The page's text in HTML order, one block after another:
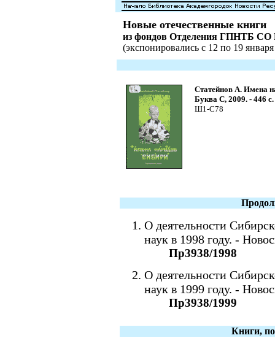
Новые отечественные книги
из фондов Отделения ГПНТБ
(экспонировались с 12 по 19
Статейнов А. Имена
Буква С, 2009. - 446 с.
Ш1-С78
О деятельности
наук в 1998 году. -
Пр3938/1998
О деятельности
наук в 1999 году. -
Пр3938/1999
Книги,